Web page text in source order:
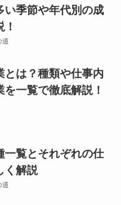
い季節や年代別の成
道
とは？種類や仕事内
一覧で徹底解説！
一覧とそれぞれの仕
く解説
道